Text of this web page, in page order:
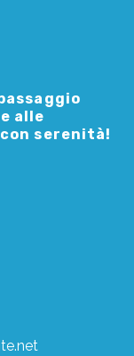
alle
serenità!